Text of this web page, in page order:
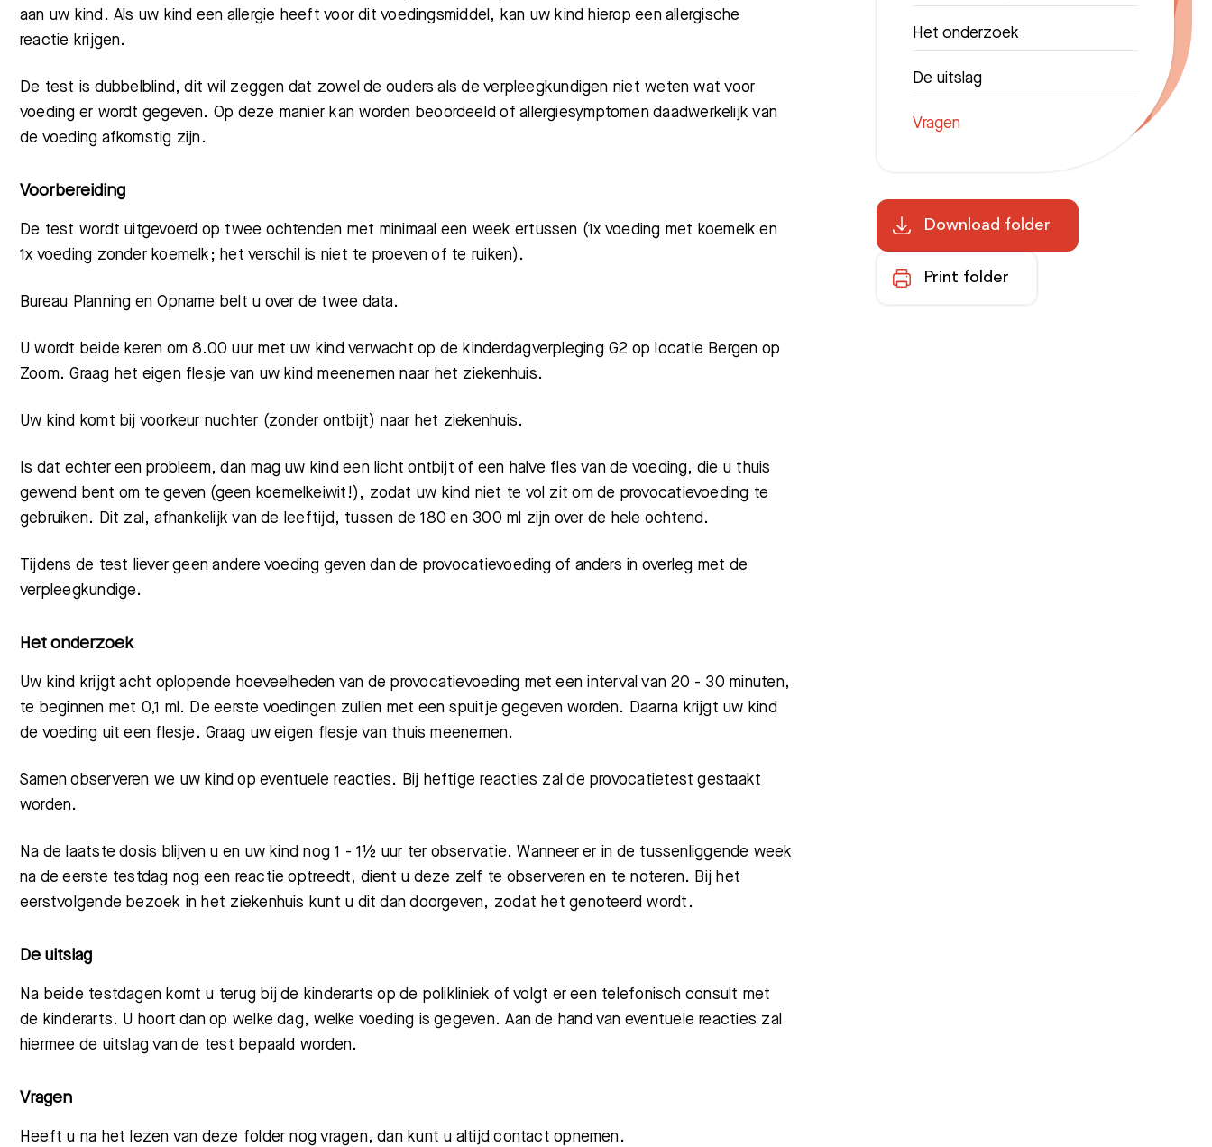
aan uw kind. Als uw kind een allergie heeft voor dit voedingsmiddel, kan uw kind hierop een allergische
reactie krijgen.
De test is dubbelblind, dit wil zeggen dat zowel de ouders als de verpleegkundigen niet weten wat voor
voeding er wordt gegeven. Op deze manier kan worden beoordeeld of allergiesymptomen daadwerkelijk van
de voeding afkomstig zijn.
Voorbereiding
De test wordt uitgevoerd op twee ochtenden met minimaal een week ertussen (1x voeding met koemelk en
1x voeding zonder koemelk; het verschil is niet te proeven of te ruiken).
Bureau Planning en Opname belt u over de twee data.
U wordt beide keren om 8.00 uur met uw kind verwacht op de kinderdagverpleging G2 op locatie Bergen op
Zoom. Graag het eigen flesje van uw kind meenemen naar het ziekenhuis.
Uw kind komt bij voorkeur nuchter (zonder ontbijt) naar het ziekenhuis.
Is dat echter een probleem, dan mag uw kind een licht ontbijt of een halve fles van de voeding, die u thuis
gewend bent om te geven (geen koemelkeiwit!), zodat uw kind niet te vol zit om de provocatievoeding te
gebruiken. Dit zal, afhankelijk van de leeftijd, tussen de 180 en 300 ml zijn over de hele ochtend.
Tijdens de test liever geen andere voeding geven dan de provocatievoeding of anders in overleg met de
verpleegkundige.
Het onderzoek
Uw kind krijgt acht oplopende hoeveelheden van de provocatievoeding met een interval van 20 - 30 minuten,
te beginnen met 0,1 ml. De eerste voedingen zullen met een spuitje gegeven worden. Daarna krijgt uw kind
de voeding uit een flesje. Graag uw eigen flesje van thuis meenemen.
Samen observeren we uw kind op eventuele reacties. Bij heftige reacties zal de provocatietest gestaakt
worden.
Na de laatste dosis blijven u en uw kind nog 1 - 1½ uur ter observatie. Wanneer er in de tussenliggende week
na de eerste testdag nog een reactie optreedt, dient u deze zelf te observeren en te noteren. Bij het
eerstvolgende bezoek in het ziekenhuis kunt u dit dan doorgeven, zodat het genoteerd wordt.
De uitslag
Na beide testdagen komt u terug bij de kinderarts op de polikliniek of volgt er een telefonisch consult met
de kinderarts. U hoort dan op welke dag, welke voeding is gegeven. Aan de hand van eventuele reacties zal
hiermee de uitslag van de test bepaald worden.
Vragen
Heeft u na het lezen van deze folder nog vragen, dan kunt u altijd contact opnemen.
Het onderzoek
De uitslag
Vragen
Download folder
Print folder